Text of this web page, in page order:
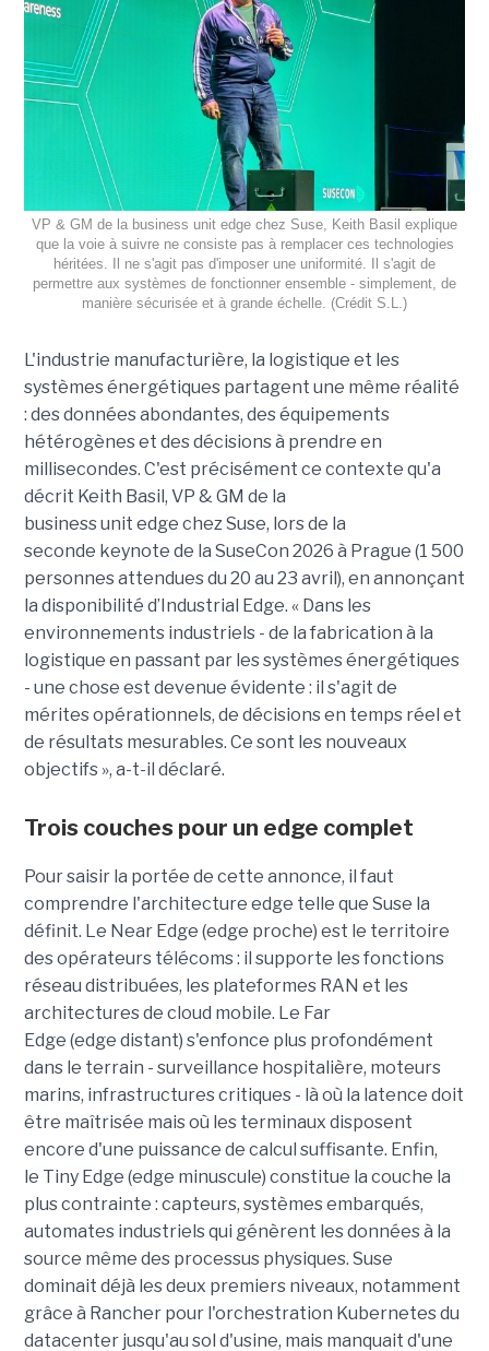
VP & GM de la business unit edge chez Suse, Keith Basil explique
que la voie à suivre ne consiste pas à remplacer ces technologies
héritées. Il ne s'agit pas d'imposer une uniformité. Il s'agit de
permettre aux systèmes de fonctionner ensemble - simplement, de
manière sécurisée et à grande échelle. (Crédit S.L.)
L'industrie manufacturière, la logistique et les
systèmes énergétiques partagent une même réalité
: des données abondantes, des équipements
hétérogènes et des décisions à prendre en
millisecondes. C'est précisément ce contexte qu'a
décrit Keith Basil, VP & GM de la
business unit edge chez Suse, lors de la
seconde keynote de la SuseCon 2026 à Prague (1 500
personnes attendues du 20 au 23 avril), en annonçant
la disponibilité d’Industrial Edge. « Dans les
environnements industriels - de la fabrication à la
logistique en passant par les systèmes énergétiques
- une chose est devenue évidente : il s'agit de
mérites opérationnels, de décisions en temps réel et
de résultats mesurables. Ce sont les nouveaux
objectifs », a-t-il déclaré.
Trois couches pour un edge complet
Pour saisir la portée de cette annonce, il faut
comprendre l'architecture edge telle que Suse la
définit. Le Near Edge (edge proche) est le territoire
des opérateurs télécoms : il supporte les fonctions
réseau distribuées, les plateformes RAN et les
architectures de cloud mobile. Le Far
Edge (edge distant) s'enfonce plus profondément
dans le terrain - surveillance hospitalière, moteurs
marins, infrastructures critiques - là où la latence doit
être maîtrisée mais où les terminaux disposent
encore d'une puissance de calcul suffisante. Enfin,
le Tiny Edge (edge minuscule) constitue la couche la
plus contrainte : capteurs, systèmes embarqués,
automates industriels qui génèrent les données à la
source même des processus physiques. Suse
dominait déjà les deux premiers niveaux, notamment
grâce à Rancher pour l'orchestration Kubernetes du
datacenter jusqu'au sol d'usine, mais manquait d'une